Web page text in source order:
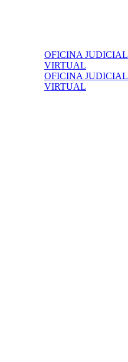
OFICINA JUDICIAL
VIRTUAL
OFICINA JUDICIAL
VIRTUAL